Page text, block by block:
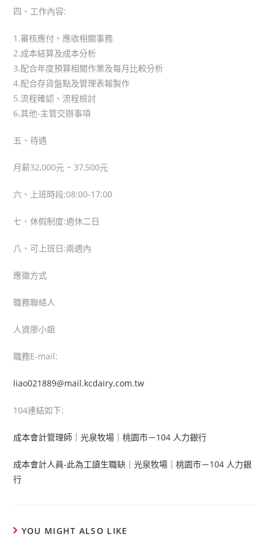
四、工作內容:
1.審核應付、應收相關事務
2.成本結算及成本分析
3.配合年度預算相關作業及每月比較分析
4.配合存貨盤點及管理表報製作
5.流程確認、流程檢討
6.其他-主管交辦事項
五、待遇
月薪32,000元 ~ 37,500元
六、上班時段:08:00-17:00
七、休假制度:週休二日
八、可上班日:兩週內
應徵方式
職務聯絡人
人資廖小姐
職務E-mail:
liao021889@mail.kcdairy.com.tw
104連結如下:
成本會計管理師｜光泉牧場｜桃園市－104 人力銀行
成本會計人員-此為工讀生職缺｜光泉牧場｜桃園市－104 人力銀
行
YOU MIGHT ALSO LIKE